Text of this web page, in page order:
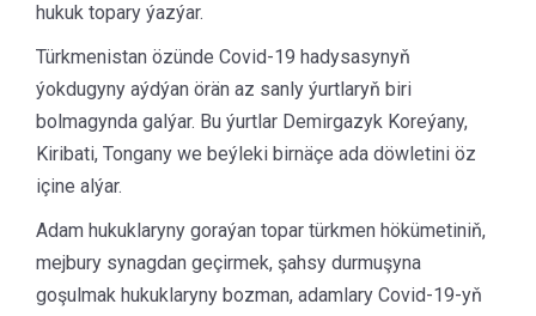
hukuk topary ýazýar.
Türkmenistan özünde Covid-19 hadysasynyň
ýokdugyny aýdýan örän az sanly ýurtlaryň biri
bolmagynda galýar. Bu ýurtlar Demirgazyk Koreýany,
Kiribati, Tongany we beýleki birnäçe ada döwletini öz
içine alýar.
Adam hukuklaryny goraýan topar türkmen hökümetiniň,
mejbury synagdan geçirmek, şahsy durmuşyna
goşulmak hukuklaryny bozman, adamlary Covid-19-yň